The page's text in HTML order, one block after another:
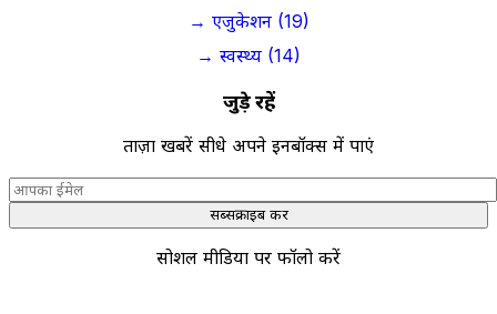
→ एजुकेशन (19)
→ स्वस्थ्य (14)
जुड़े रहें
ताज़ा खबरें सीधे अपने इनबॉक्स में पाएं
सब्सक्राइब करें
सोशल मीडिया पर फॉलो करें